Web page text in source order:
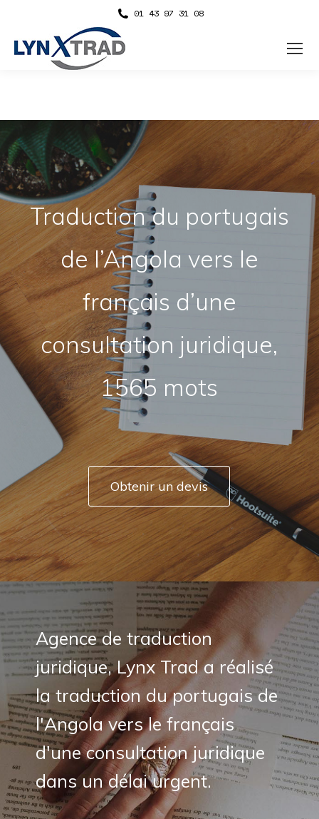
01 43 97 31 08
Traduction du portugais
de l’Angola vers le
français d’une
consultation juridique,
1565 mots
Obtenir un devis
Agence de traduction
juridique, Lynx Trad a réalisé
la traduction du portugais de
l'Angola vers le français
d'une consultation juridique
dans un délai urgent.